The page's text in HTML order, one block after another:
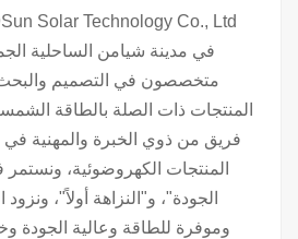
في مدينة شيامن الساحلية
متخصصون في التصميم والبحث
المنتجات ذات الصلة بالطاقة
فريق من ذوي الخبرة والمهنية
المنتجات الكهروضوئية،
الجودة"، و"النزاهة أولاً"،
وموفرة للطاقة وعالية الجودة